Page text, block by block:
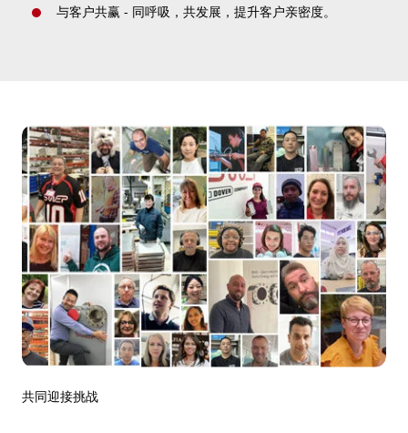
与客户共赢 - 同呼吸，共发展，提升客户亲密度。
共同迎接挑战